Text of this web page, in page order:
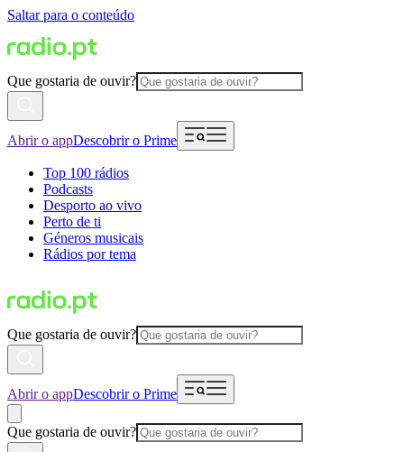
Saltar para o conteúdo
Que gostaria de ouvir?
Abrir o appDescobrir o Prime
Top 100 rádios
Podcasts
Desporto ao vivo
Perto de ti
Géneros musicais
Rádios por tema
Que gostaria de ouvir?
Abrir o appDescobrir o Prime
Que gostaria de ouvir?